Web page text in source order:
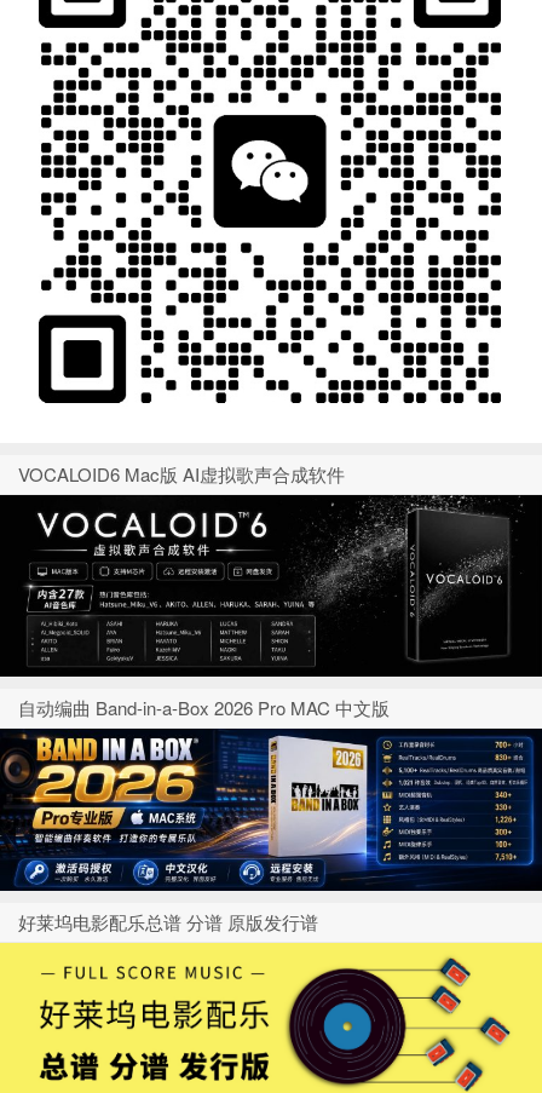
VOCALOID6 Mac版 AI虚拟歌声合成软件
自动编曲 Band-in-a-Box 2026 Pro MAC 中文版
好莱坞电影配乐总谱 分谱 原版发行谱